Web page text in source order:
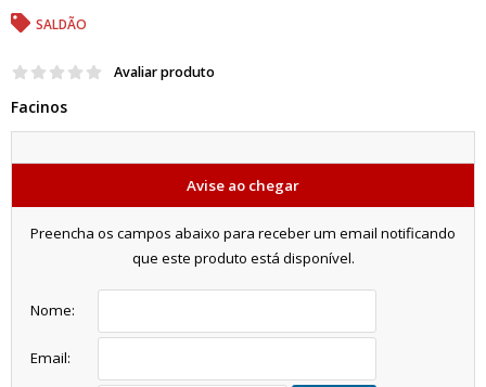
SALDÃO
Avaliar produto
Facinos
Avise ao chegar
Preencha os campos abaixo para receber um email notificando
que este produto está disponível.
Nome:
Email: